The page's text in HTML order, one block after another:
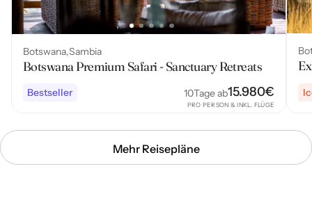
Botswana Sambia
Botswana Premium Safari - Sanctuary Retreats
Bestseller 10Tage ab15.980€
PRO PERSON & INKL. FLÜGE
Mehr Reisepläne